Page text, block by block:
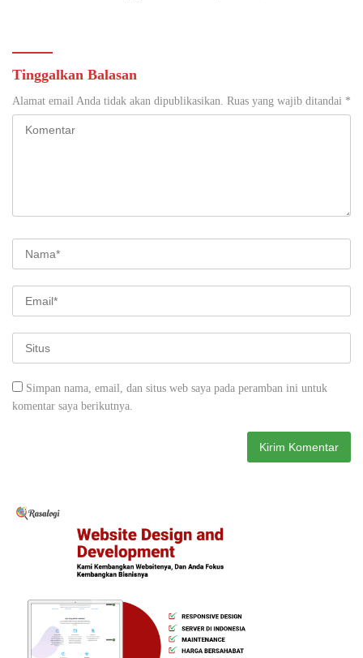
Tinggalkan Balasan
Alamat email Anda tidak akan dipublikasikan. Ruas yang wajib ditandai *
Simpan nama, email, dan situs web saya pada peramban ini untuk
komentar saya berikutnya.